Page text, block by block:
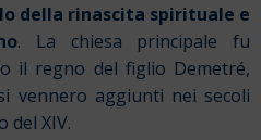
della rinascita spirituale e
. La chiesa principale fu
il regno del figlio Demetré,
vennero aggiunti nei secoli
del XIV.